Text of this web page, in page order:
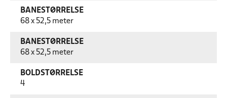
BANESTØRRELSE
68 x 52,5 meter
BANESTØRRELSE
68 x 52,5 meter
BOLDSTØRRELSE
4